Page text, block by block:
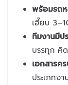
พร้อมรถ
เฮี๊ยบ
ทีมงานมีป
บรรทุก คิ
เอกสารค
ประเภทงา